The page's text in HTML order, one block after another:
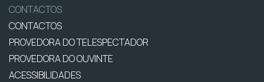
CONTACTOS
CONTACTOS
PROVEDORA DO TELESPECTADOR
PROVEDORA DO OUVINTE
ACESSIBILIDADES